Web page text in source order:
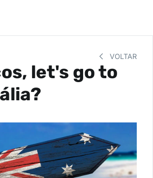
VOLTAR
let's go to